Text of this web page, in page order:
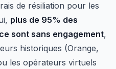
de résiliation pour les
plus de 95% des
sont sans engagement,
historiques (Orange,
les opérateurs virtuels